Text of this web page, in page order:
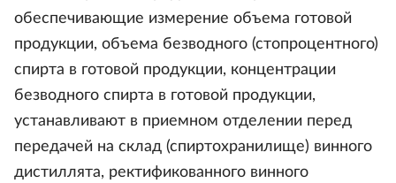
обеспечивающие измерение объема готовой
продукции, объема безводного (стопроцентного)
спирта в готовой продукции, концентрации
безводного спирта в готовой продукции,
устанавливают в приемном отделении перед
передачей на склад (спиртохранилище) винного
дистиллята, ректификованного винного